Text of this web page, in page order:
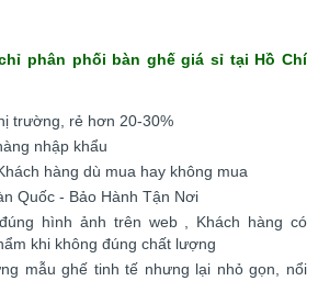
phân phối bàn ghế giá sỉ tại Hồ Chí
trường, rẻ hơn 20-30%
nhập khẩu
hàng dù mua hay không mua
Quốc - Bảo Hành Tận Nơi
hình ảnh trên web , Khách hàng có
khi không đúng chất lượng
mẫu ghế tinh tế nhưng lại nhỏ gọn, nổi